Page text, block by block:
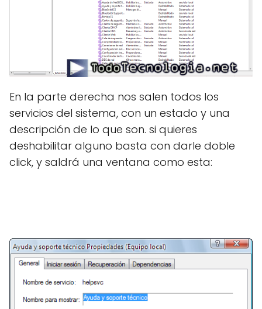
En la parte derecha nos salen todos los
servicios del sistema, con un estado y una
descripción de lo que son. si quieres
deshabilitar alguno basta con darle doble
click, y saldrá una ventana como esta: